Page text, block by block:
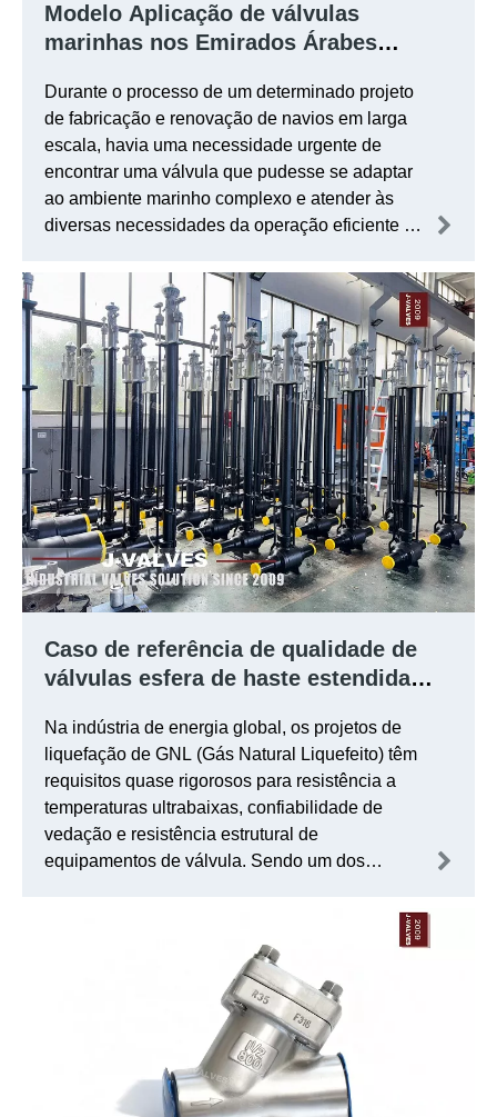
Modelo Aplicação de válvulas
marinhas nos Emirados Árabes
Butterfly Válvula
Durante o processo de um determinado projeto
de fabricação e renovação de navios em larga
escala, havia uma necessidade urgente de
encontrar uma válvula que pudesse se adaptar
ao ambiente marinho complexo e atender às
diversas necessidades da operação eficiente do
excêntrica do C95800 Triple Sub -Butterfly sob
J-VALVES se destacou com seu excelente
desempenho abrangente e venceu a oferta com
sucesso no concurso do projeto.
Caso de referência de qualidade de
válvulas esfera de haste estendida
elétrico de temperatura ultrabaixa em
um projeto de liquefação de GNL de
um determinado país
Na indústria de energia global, os projetos de
liquefação de GNL (Gás Natural Liquefeito) têm
requisitos quase rigorosos para resistência a
temperaturas ultrabaixas, confiabilidade de
vedação e resistência estrutural de
equipamentos de válvula. Sendo um dos
expansão para uma fábrica de liquefacção de